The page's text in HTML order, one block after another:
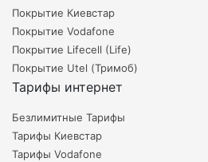
Покрытие Киевстар
Покрытие Vodafone
Покрытие Lifecell (Life)
Покрытие Utel (Тримоб)
Тарифы интернет
Безлимитные Тарифы
Тарифы Киевстар
Тарифы Vodafone